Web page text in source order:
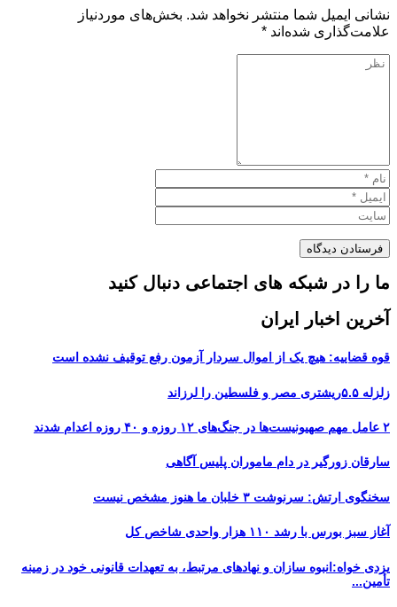
نشانی ایمیل شما منتشر نخواهد شد. بخش‌های موردنیاز
علامت‌گذاری شده‌اند *
ما را در شبکه های اجتماعی دنبال کنید
آخرین اخبار ایران
قوه قضاییه: هیچ یک از اموال سردار آزمون رفع توقیف نشده است
زلزله ۵.۵ریشتری مصر و فلسطین را لرزاند
۲ عامل مهم صهیونیست‌ها در جنگ‌های ۱۲ روزه و ۴۰ روزه اعدام شدند
سارقان زورگیر در دام ماموران پلیس آگاهی
سخنگوی ارتش: سرنوشت ۳ خلبان ما هنوز مشخص نیست
آغاز سبز بورس با رشد ۱۱۰ هزار واحدی شاخص کل
یزدی خواه:انبوه سازان و نهادهای مرتبط، به تعهدات قانونی خود در زمینه
تأمین...